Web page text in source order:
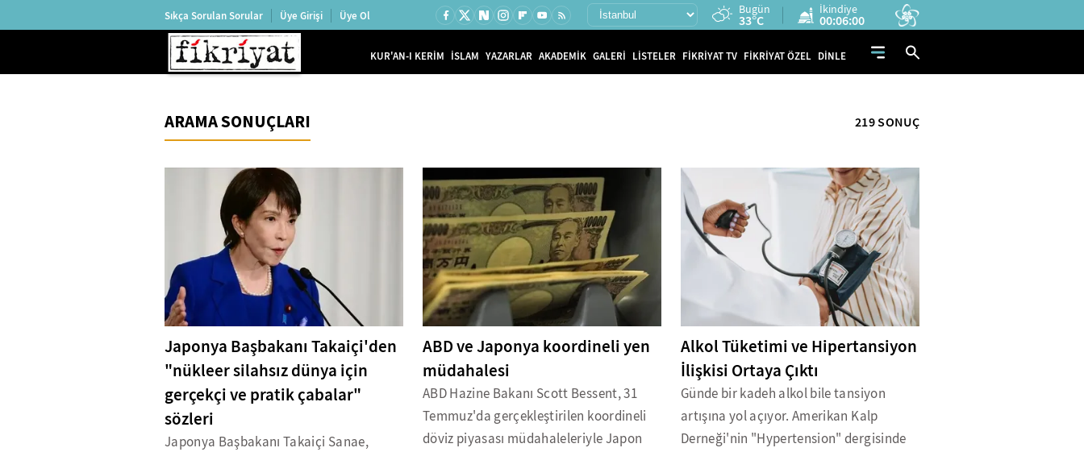
Sıkça Sorulan Sorular Üye Girişi Üye Ol Bugün
33°C
İkindiye
00:05:59
KUR'AN-I KERİM İSLAM YAZARLAR AKADEMİK GALERİ LİSTELER FİKRİYAT TV FİKRİYAT ÖZEL DİNLE
ARAMA SONUÇLARI 219 SONUÇ
Japonya Başbakanı Takaiçi'den
"nükleer silahsız dünya için
gerçekçi ve pratik çabalar"
sözleri
Japonya Başbakanı Takaiçi Sanae,
ABD ve Japonya koordineli yen
müdahalesi
ABD Hazine Bakanı Scott Bessent, 31
Temmuz'da gerçekleştirilen koordineli
döviz piyasası müdahaleleriyle Japon
Alkol Tüketimi ve Hipertansiyon
İlişkisi Ortaya Çıktı
Günde bir kadeh alkol bile tansiyon
artışına yol açıyor. Amerikan Kalp
Derneği'nin "Hypertension" dergisinde